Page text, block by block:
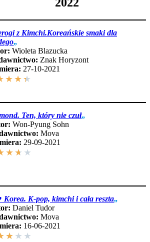
z Kimchi.Koreańskie smaki dla
„
Wioleta Blazucka
Znak Horyzont
27-10-2021
★ ★ ★
Ten, który nie czuł„
Won-Pyung Sohn
Mova
29-09-2021
★ ★ ★
Korea. K-pop, kimchi i cała reszta„
Daniel Tudor
Mova
16-06-2021
★ ★ ★